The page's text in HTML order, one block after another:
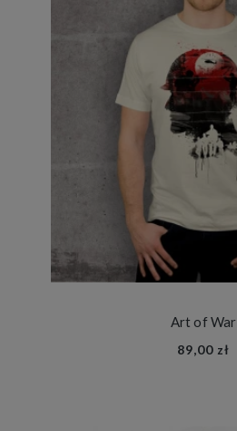
Art of War
89,00 zł